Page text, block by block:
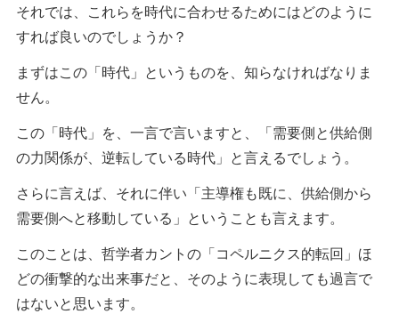
それでは、これらを時代に合わせるためにはどのように
すれば良いのでしょうか？
まずはこの「時代」というものを、知らなければなりま
せん。
この「時代」を、一言で言いますと、「需要側と供給側
の力関係が、逆転している時代」と言えるでしょう。
さらに言えば、それに伴い「主導権も既に、供給側から
需要側へと移動している」ということも言えます。
このことは、哲学者カントの「コペルニクス的転回」ほ
どの衝撃的な出来事だと、そのように表現しても過言で
はないと思います。